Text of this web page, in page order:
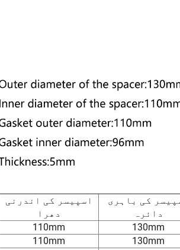
کی باہری
دائرہ
اسپیسر کی اندرنی
دھرا
130mm
110mm
130mm
110mm